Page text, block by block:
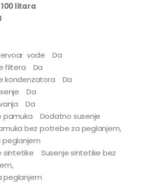
100 litara
vode Da
filtera Da
kondenzatora Da
Da
Da
pamuka Dodatno susenje
bez potrebe za peglanjem,
peglanjem
sintetike Susenje sintetike bez
peglanjem